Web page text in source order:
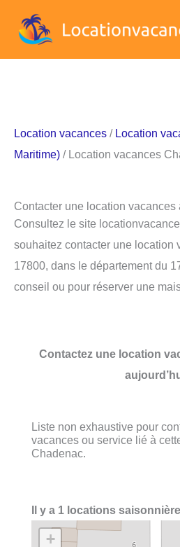
Location vacances / Location
Maritime) / Location vacances
Contacter une location
Consultez le site
souhaitez contacter une location
17800, dans le département du
conseil ou pour réserver une
Contactez une location
Liste non exhaustive pour
vacances ou service lié à
Chadenac.
Il y a 1 locations
+